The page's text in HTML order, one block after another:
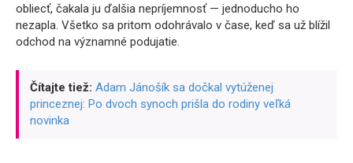
obliecť, čakala ju ďalšia nepríjemnosť — jednoducho ho
nezapla. Všetko sa pritom odohrávalo v čase, keď sa už blížil
odchod na významné podujatie.
Čítajte tiež: Adam Jánošík sa dočkal vytúženej
princeznej: Po dvoch synoch prišla do rodiny veľká
novinka